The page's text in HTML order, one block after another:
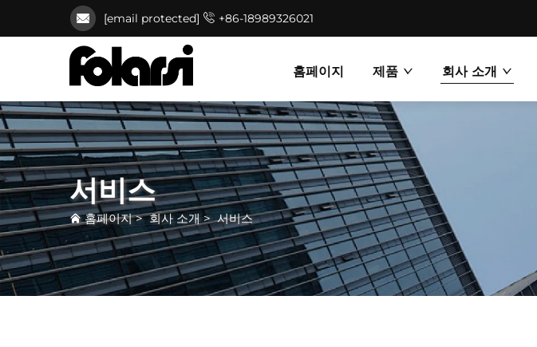
[email protected] +86-18989326021
홈페이지 제품 회사 소개
서비스
홈페이지>회사 소개 >서비스